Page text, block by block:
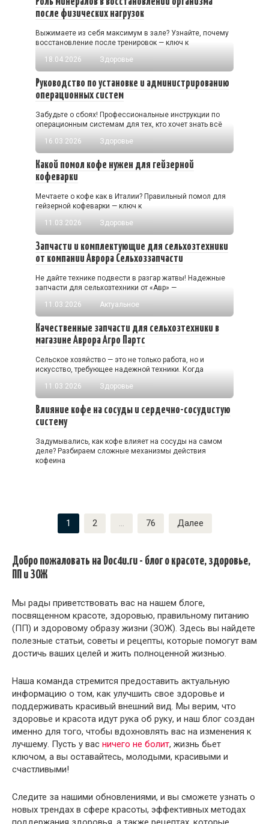
после физических нагрузок
Выжимаете из себя максимум в зале? Узнайте, почему
восстановление после тренировок — ключ к
18.04.2026
Здоровье
Руководство по установке и администрированию
операционных систем
Забудьте о сбоях! Профессиональные инструкции по
операционным системам для тех, кто хочет знать всё
16.03.2026
Здоровье
Какой помол кофе нужен для гейзерной
кофеварки
Мечтаете о кофе как в Италии? Правильный помол для
гейзерной кофеварки — ключ к
11.03.2026
Здоровье
Запчасти и комплектующие для сельхозтехники
от компании Аврора Сельхоззапчасти
Не дайте технике подвести в разгар жатвы! Надежные
запчасти для сельхозтехники от «Авр» —
11.03.2026
Актуальное
Качественные запчасти для сельхозтехники в
магазине Аврора Агро Партс
Сельское хозяйство — это не только работа, но и
искусство, требующее надежной техники. Когда
11.03.2026
Здоровье
Влияние кофе на сосуды и сердечно-сосудистую
систему
Задумывались, как кофе влияет на сосуды на самом
деле? Разбираем сложные механизмы действия
кофеина
1 2 … 76 Далее
Добро пожаловать на Doc4u.ru - блог о красоте, здоровье,
ПП и ЗОЖ
Мы рады приветствовать вас на нашем блоге,
посвященном красоте, здоровью, правильному питанию
(ПП) и здоровому образу жизни (ЗОЖ). Здесь вы найдете
полезные статьи, советы и рецепты, которые помогут вам
достичь ваших целей и жить полноценной жизнью.
Наша команда стремится предоставить актуальную
информацию о том, как улучшить свое здоровье и
поддерживать красивый внешний вид. Мы верим, что
здоровье и красота идут рука об руку, и наш блог создан
именно для того, чтобы вдохновлять вас на изменения к
лучшему. Пусть у вас ничего не болит, жизнь бьет
ключом, а вы оставайтесь, молодыми, красивыми и
счастливыми!
Следите за нашими обновлениями, и вы сможете узнать о
новых трендах в сфере красоты, эффективных методах